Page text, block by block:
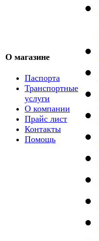
О магазине
Паспорта
Транспортные
услуги
О компании
Прайс лист
Контакты
Помощь